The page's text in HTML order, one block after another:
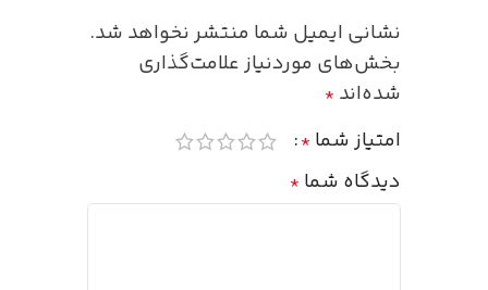
نشانی ایمیل شما منتشر نخواهد شد.
بخش‌های موردنیاز علامت‌گذاری
شده‌اند *
امتیاز شما *
دیدگاه شما *